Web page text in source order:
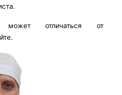
может отличаться от